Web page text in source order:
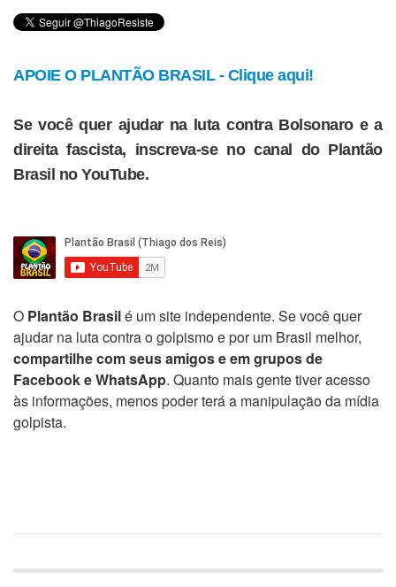
APOIE O PLANTÃO BRASIL - Clique aqui!
Se você quer ajudar na luta contra Bolsonaro e a
direita fascista, inscreva-se no canal do Plantão
Brasil no YouTube.
O Plantão Brasilé um site independente. Se você quer
ajudar na luta contra o golpismo e por um Brasil melhor,
compartilhe com seus amigos e em grupos de
Facebook e WhatsApp. Quanto mais gente tiver acesso
às informações, menos poder terá a manipulação da mídia
golpista.